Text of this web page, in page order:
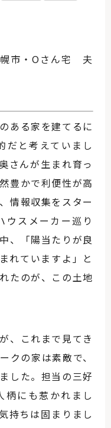
幌市・Oさん宅 夫
ある家を建てるに
だと考えていまし
さんが生まれ育っ
豊かで利便性が高
情報収集をスター
ウスメーカー巡り
、「陽当たりが良
れていますよ」と
たのが、この土地
、これまで見てき
クの家は素敵で、
した。担当の三好
柄にも惹かれまし
持ちは固まりまし